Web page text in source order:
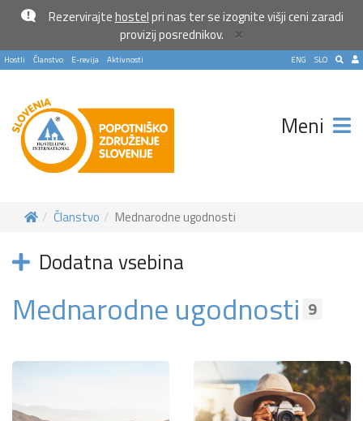
Rezervirajtehostelpri nas ter se izognite višji ceni zaradi
provizij posrednikov.
×
Hostli Članstvo E-revija Aktivnosti SLO
ENG
Meni
Članstvo Mednarodne ugodnosti
Dodatna vsebina
Mednarodne ugodnosti 9